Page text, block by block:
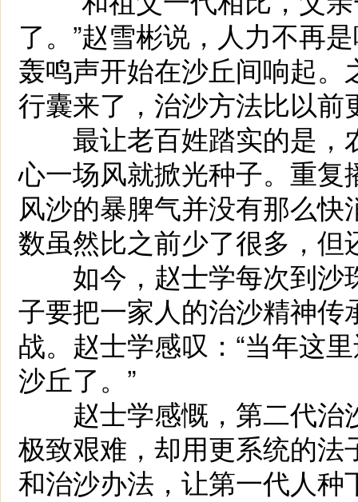
了。”赵雪彬说，人力不再
轰鸣声开始在沙丘间响起
行囊来了，治沙方法比以前
最让老百姓踏实的是，
心一场风就掀光种子。重
风沙的暴脾气并没有那么
数虽然比之前少了很多，但
如今，赵士学每次到沙
子要把一家人的治沙精神
战。赵士学感叹：“当年这
沙丘了。”
赵士学感慨，第二代治
极致艰难，却用更系统的
和治沙办法，让第一代人